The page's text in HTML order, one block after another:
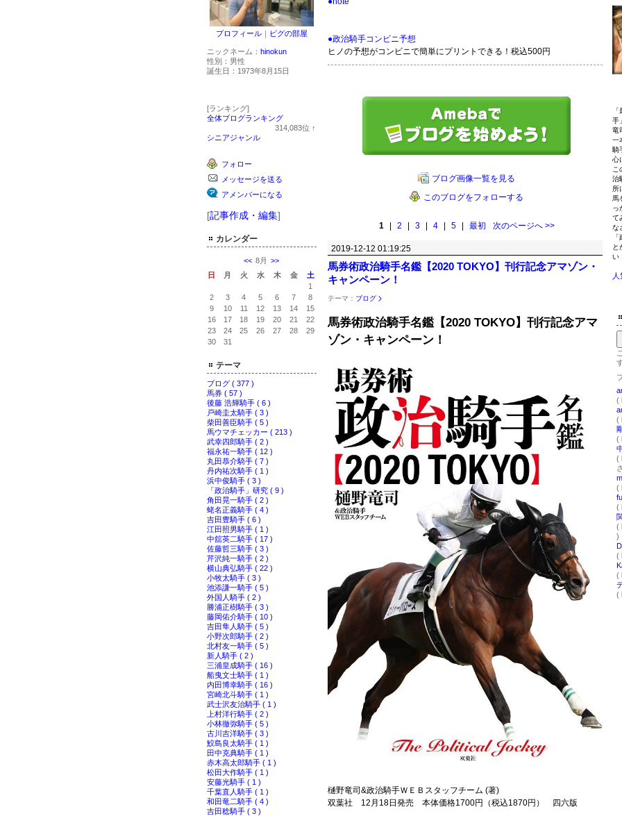
プロフィール ｜ ピグの部屋
ニックネーム： hinokun
性別： 男性
誕生日： 1973年8月15日
[ランキング]
全体ブログランキング
314,083位 ↑
シニアジャンル
フォロー
メッセージを送る
アメンバーになる
[記事作成・編集]
カレンダー
<< 8月 >>
日
月 火 水 木 金
土
1
2
3 4 5 6 7
8
9
10 11 12 13 14
15
16
17 18 19 20 21
22
23
24 25 26 27 28
29
30
31
テーマ
ブログ ( 377 )
馬券 ( 57 )
後藤 浩輝騎手 ( 6 )
戸崎圭太騎手 ( 3 )
柴田善臣騎手 ( 5 )
馬ウマチェッカー ( 213 )
武幸四郎騎手 ( 2 )
福永祐一騎手 ( 12 )
丸田恭介騎手 ( 7 )
丹内祐次騎手 ( 1 )
浜中俊騎手 ( 3 )
「政治騎手」研究 ( 9 )
角田晃一騎手 ( 2 )
蛯名正義騎手 ( 4 )
吉田豊騎手 ( 6 )
江田照男騎手 ( 1 )
中舘英二騎手 ( 17 )
佐藤哲三騎手 ( 3 )
芹沢純一騎手 ( 2 )
横山典弘騎手 ( 22 )
小牧太騎手 ( 3 )
池添謙一騎手 ( 5 )
外国人騎手 ( 2 )
勝浦正樹騎手 ( 3 )
藤岡佑介騎手 ( 10 )
吉田隼人騎手 ( 5 )
小野次郎騎手 ( 2 )
北村友一騎手 ( 5 )
新人騎手 ( 2 )
三浦皇成騎手 ( 16 )
船曳文士騎手 ( 1 )
内田博幸騎手 ( 16 )
宮崎北斗騎手 ( 1 )
武士沢友治騎手 ( 1 )
上村洋行騎手 ( 2 )
小林徹弥騎手 ( 5 )
古川吉洋騎手 ( 3 )
鮫島良太騎手 ( 1 )
田中克典騎手 ( 1 )
赤木高太郎騎手 ( 1 )
松田大作騎手 ( 1 )
安藤光騎手 ( 1 )
千葉直人騎手 ( 1 )
和田竜二騎手 ( 4 )
吉田稔騎手 ( 3 )
●政治騎手コンビニ予想
ヒノの予想がコンビニで簡単にプリントできる！税込500円
ブログ画像一覧を見る
このブログをフォローする
1 2 3 4 5 最初 次のページへ>>
2019-12-12 01:19:25
馬券術政治騎手名鑑【2020 TOKYO】刊行記念アマゾン・
キャンペーン！
テーマ： ブログ
馬券術政治騎手名鑑【2020 TOKYO】刊行記念アマ
ゾン・キャンペーン！
樋野竜司&政治騎手ＷＥＢスタッフチーム (著)
双葉社 12月18日発売 本体価格1700円（税込1870円） 四六版
手
竜
一
騎
心
こ
治
所
馬
っ
て
な
と
い
(
(
(
(
(
(
(
)
(
(
(